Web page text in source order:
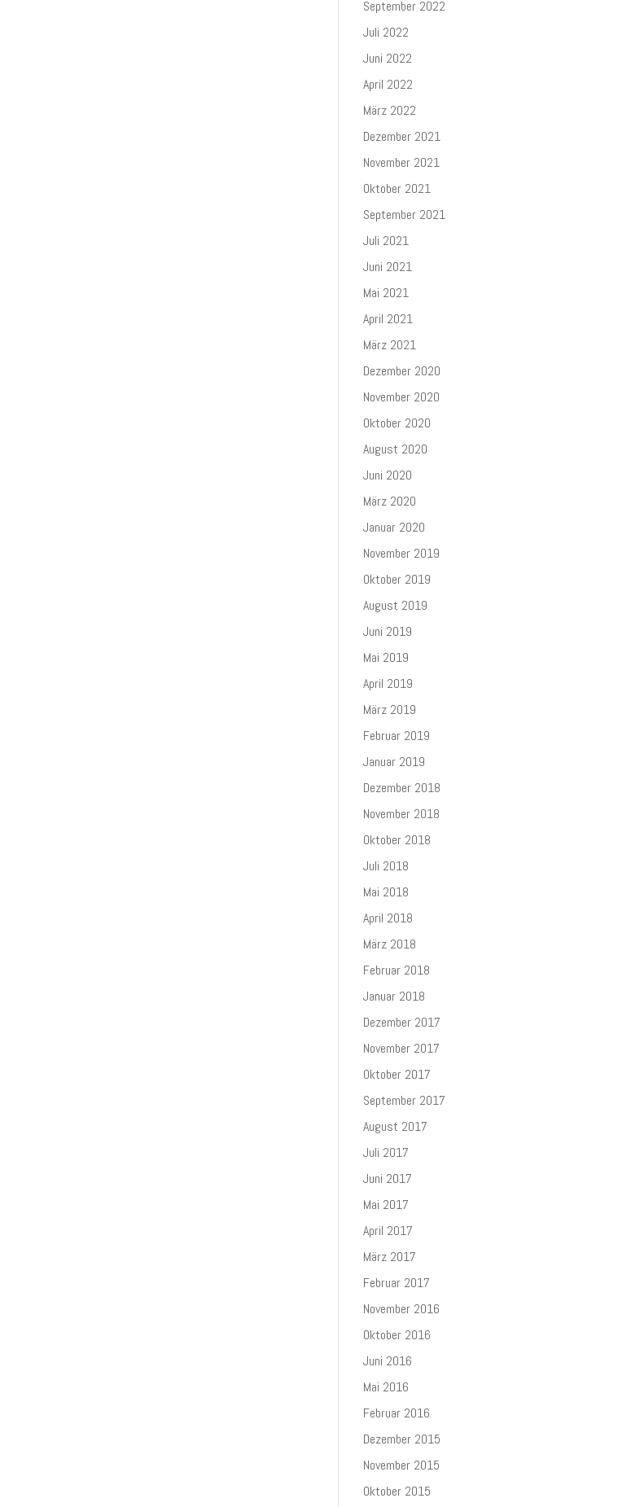
September 2022
Juli 2022
Juni 2022
April 2022
März 2022
Dezember 2021
November 2021
Oktober 2021
September 2021
Juli 2021
Juni 2021
Mai 2021
April 2021
März 2021
Dezember 2020
November 2020
Oktober 2020
August 2020
Juni 2020
März 2020
Januar 2020
November 2019
Oktober 2019
August 2019
Juni 2019
Mai 2019
April 2019
März 2019
Februar 2019
Januar 2019
Dezember 2018
November 2018
Oktober 2018
Juli 2018
Mai 2018
April 2018
März 2018
Februar 2018
Januar 2018
Dezember 2017
November 2017
Oktober 2017
September 2017
August 2017
Juli 2017
Juni 2017
Mai 2017
April 2017
März 2017
Februar 2017
November 2016
Oktober 2016
Juni 2016
Mai 2016
Februar 2016
Dezember 2015
November 2015
Oktober 2015